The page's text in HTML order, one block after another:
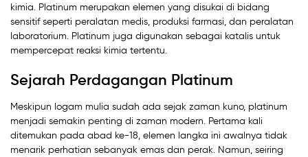
kimia. Platinum merupakan elemen yang disukai di bidang
sensitif seperti peralatan medis, produksi farmasi, dan peralatan
laboratorium. Platinum juga digunakan sebagai katalis untuk
mempercepat reaksi kimia tertentu.
Sejarah Perdagangan Platinum
Meskipun logam mulia sudah ada sejak zaman kuno, platinum
menjadi semakin penting di zaman modern. Pertama kali
ditemukan pada abad ke-18, elemen langka ini awalnya tidak
menarik perhatian sebanyak emas dan perak. Namun, seiring